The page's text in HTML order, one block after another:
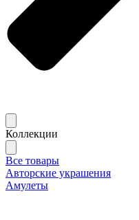
Коллекции
Все товары
Авторские украшения
Амулеты